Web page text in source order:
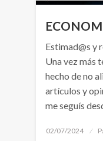
Estimad@s y
Una vez más
hecho de no
artículos y
me seguís
Publicado
02/07/2024